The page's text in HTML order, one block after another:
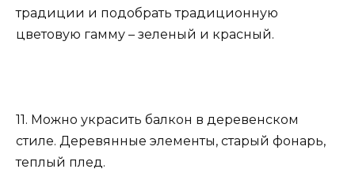
традиции и подобрать традиционную
цветовую гамму – зеленый и красный.
11. Можно украсить балкон в деревенском
стиле. Деревянные элементы, старый фонарь,
теплый плед.